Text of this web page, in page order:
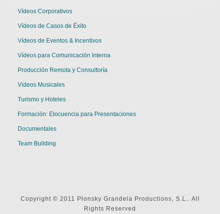
Vídeos Corporativos
Vídeos de Casos de Éxito
Vídeos de Eventos & Incentivos
Vídeos para Comunicación Interna
Producción Remota y Consultoría
Videos Musicales
Turismo y Hoteles
Formación: Elocuencia para Presentaciones
Documentales
Team Building
Copyright © 2011 Plonsky Grandela Productions, S.L.. All
Rights Reserved